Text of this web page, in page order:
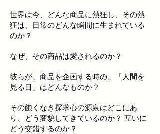
世界は今、どんな商品に熱狂し、その熱
狂は、日常のどんな瞬間に生まれている
のか？
なぜ、その商品は愛されるのか？
彼らが、商品を企画する時の、「人間を
見る目」はどんなものか？
その飽くなき探求心の源泉はどこにあ
り、どう変貌してきているのか？ 互いに
どう交錯するのか？